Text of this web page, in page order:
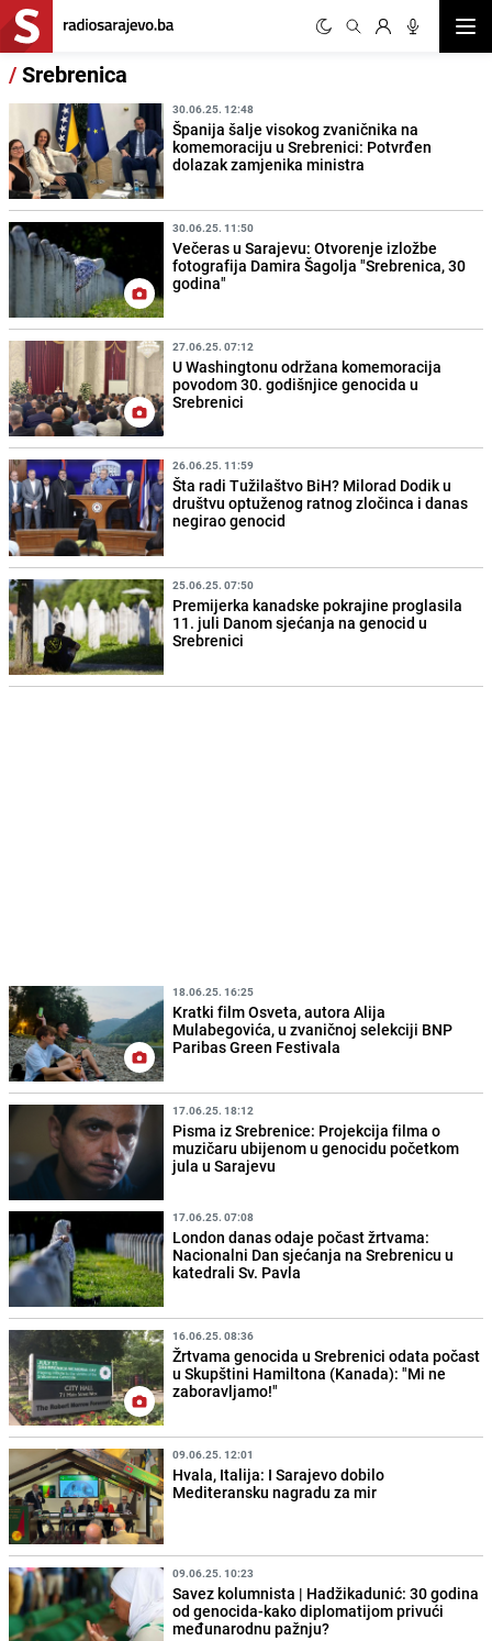
/Srebrenica
30.06.25. 12:48
Španija šalje visokog zvaničnika na
komemoraciju u Srebrenici: Potvrđen
dolazak zamjenika ministra
30.06.25. 11:50
Večeras u Sarajevu: Otvorenje izložbe
fotografija Damira Šagolja "Srebrenica, 30
godina"
27.06.25. 07:12
U Washingtonu održana komemoracija
povodom 30. godišnjice genocida u
Srebrenici
26.06.25. 11:59
Šta radi Tužilaštvo BiH? Milorad Dodik u
društvu optuženog ratnog zločinca i danas
negirao genocid
25.06.25. 07:50
Premijerka kanadske pokrajine proglasila
11. juli Danom sjećanja na genocid u
Srebrenici
18.06.25. 16:25
Kratki film Osveta, autora Alija
Mulabegovića, u zvaničnoj selekciji BNP
Paribas Green Festivala
17.06.25. 18:12
Pisma iz Srebrenice: Projekcija filma o
muzičaru ubijenom u genocidu početkom
jula u Sarajevu
17.06.25. 07:08
London danas odaje počast žrtvama:
Nacionalni Dan sjećanja na Srebrenicu u
katedrali Sv. Pavla
16.06.25. 08:36
Žrtvama genocida u Srebrenici odata počast
u Skupštini Hamiltona (Kanada): "Mi ne
zaboravljamo!"
09.06.25. 12:01
Hvala, Italija: I Sarajevo dobilo
Mediteransku nagradu za mir
09.06.25. 10:23
Savez kolumnista | Hadžikadunić: 30 godina
od genocida-kako diplomatijom privući
međunarodnu pažnju?